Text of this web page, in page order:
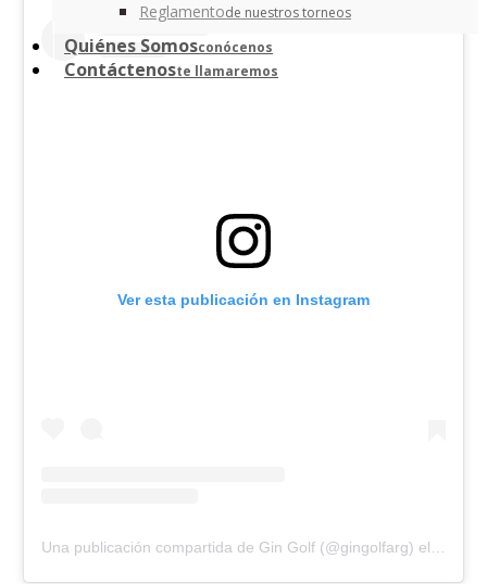
Reglamentode nuestros torneos
Quiénes Somosconócenos
Contáctenoste llamaremos
Ver esta publicación en Instagram
Una publicación compartida de Gin Golf (@gingolfarg) el